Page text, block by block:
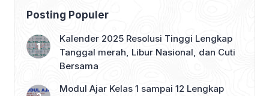
Posting Populer
Kalender 2025 Resolusi Tinggi Lengkap
Tanggal merah, Libur Nasional, dan Cuti
Bersama
Modul Ajar Kelas 1 sampai 12 Lengkap